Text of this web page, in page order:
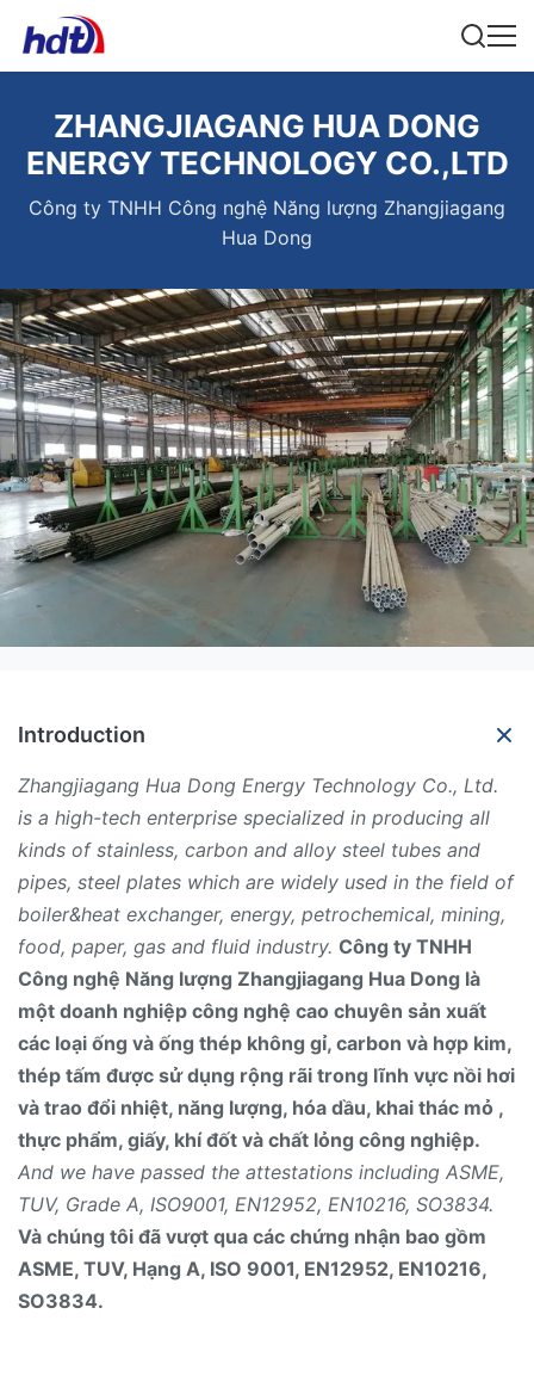
ZHANGJIAGANG HUA DONG
ENERGY TECHNOLOGY CO.,LTD
Công ty TNHH Công nghệ Năng lượng Zhangjiagang
Hua Dong
Introduction
Zhangjiagang Hua Dong Energy Technology Co., Ltd.
is a high-tech enterprise specialized in producing all
kinds of stainless, carbon and alloy steel tubes and
pipes, steel plates which are widely used in the field of
boiler&heat exchanger, energy, petrochemical, mining,
food, paper, gas and fluid industry. Công ty TNHH
Công nghệ Năng lượng Zhangjiagang Hua Dong là
một doanh nghiệp công nghệ cao chuyên sản xuất
các loại ống và ống thép không gỉ, carbon và hợp kim,
thép tấm được sử dụng rộng rãi trong lĩnh vực nồi hơi
và trao đổi nhiệt, năng lượng, hóa dầu, khai thác mỏ ,
thực phẩm, giấy, khí đốt và chất lỏng công nghiệp.
And we have passed the attestations including ASME,
TUV, Grade A, ISO9001, EN12952, EN10216, SO3834.
Và chúng tôi đã vượt qua các chứng nhận bao gồm
ASME, TUV, Hạng A, ISO 9001, EN12952, EN10216,
SO3834.